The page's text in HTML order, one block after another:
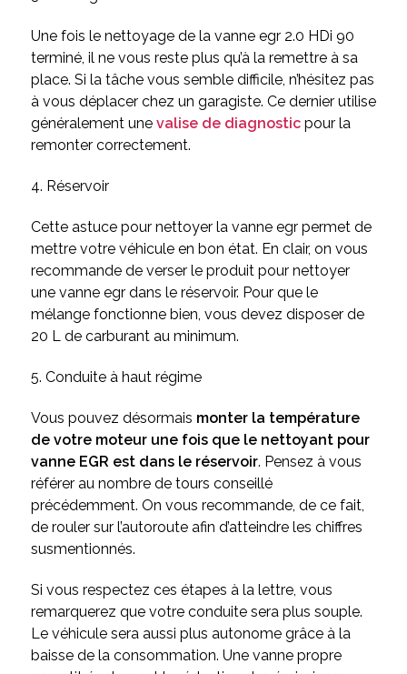
Une fois le nettoyage de la vanne egr 2.0 HDi 90
terminé, il ne vous reste plus qu’à la remettre à sa
place. Si la tâche vous semble difficile, n’hésitez pas
à vous déplacer chez un garagiste. Ce dernier utilise
généralement une valise de diagnosticpour la
remonter correctement.
4. Réservoir
Cette astuce pour nettoyer la vanne egr permet de
mettre votre véhicule en bon état. En clair, on vous
recommande de verser le produit pour nettoyer
une vanne egr dans le réservoir. Pour que le
mélange fonctionne bien, vous devez disposer de
20 L de carburant au minimum.
5. Conduite à haut régime
Vous pouvez désormais monter la température
de votre moteur une fois que le nettoyant pour
vanne EGR est dans le réservoir. Pensez à vous
référer au nombre de tours conseillé
précédemment. On vous recommande, de ce fait,
de rouler sur l’autoroute afin d’atteindre les chiffres
susmentionnés.
Si vous respectez ces étapes à la lettre, vous
remarquerez que votre conduite sera plus souple.
Le véhicule sera aussi plus autonome grâce à la
baisse de la consommation. Une vanne propre